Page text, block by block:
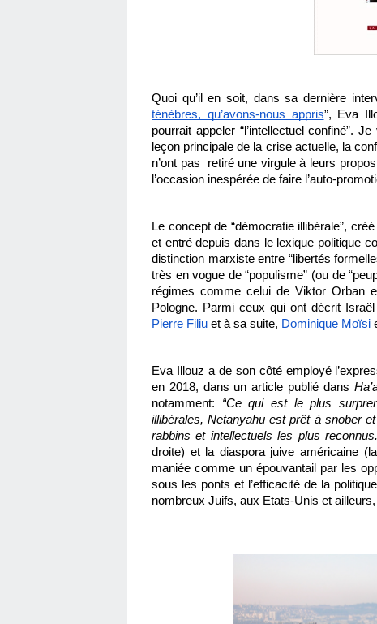
Quoi qu’il en soit, dans sa dernière
ténèbres, qu’avons-nous appris”, Eva
pourrait appeler “l’intellectuel confiné”.
leçon principale de la crise actuelle, la
n’ont pas  retiré une virgule à leurs
l’occasion inespérée de faire l’auto-
Le concept de “démocratie illibérale”,
et entré depuis dans le lexique politique
distinction marxiste entre “libertés
très en vogue de “populisme” (ou de
régimes comme celui de Viktor Orban
Pologne. Parmi ceux qui ont décrit
Pierre Filiu et à sa suite, Dominique Moïsi
Eva Illouz a de son côté employé
en 2018, dans un article publié dans
notamment: “Ce qui est le plus
illibérales, Netanyahu est prêt à snober
rabbins et intellectuels les plus
droite) et la diaspora juive américaine
maniée comme un épouvantail par les
sous les ponts et l’efficacité de la
nombreux Juifs, aux Etats-Unis et